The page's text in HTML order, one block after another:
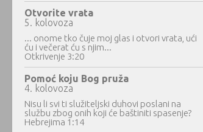
Otvorite vrata
5. kolovoza
... onome tko čuje moj glas i otvori vrata, ući
ću i večerat ću s njim...
Otkrivenje 3:20
Pomoć koju Bog pruža
4. kolovoza
Nisu li svi ti služiteljski duhovi poslani na
službu zbog onih koji će baštiniti spasenje?
Hebrejima 1:14